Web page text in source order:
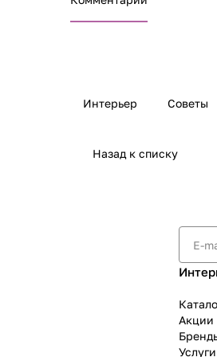
Интерьер Советы
Назад к списку
Акции
Услуги